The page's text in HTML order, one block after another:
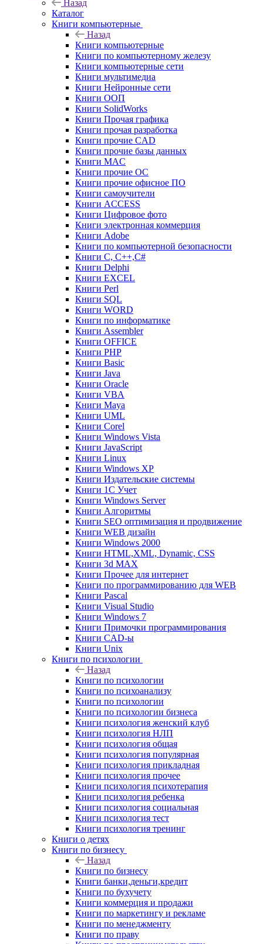
Назад
Каталог
Книги компьютерные
Назад
Книги компьютерные
Книги по компьютерному железу
Книги компьютерные сети
Книги мультимедиа
Книги Нейронные сети
Книги ООП
Книги SolidWorks
Книги Прочая графика
Книги прочая разработка
Книги прочие CAD
Книги прочие базы данных
Книги MAC
Книги прочие ОС
Книги прочие офисное ПО
Книги самоучители
Книги ACCESS
Книги Цифровое фото
Книги электронная коммерция
Книги Adobe
Книги по компьютерной безопасности
Книги C, C++,С#
Книги Delphi
Книги EXCEL
Книги Perl
Книги SQL
Книги WORD
Книги по информатике
Книги Assembler
Книги OFFICE
Книги PHP
Книги Basic
Книги Java
Книги Oracle
Книги VBA
Книги Maya
Книги UML
Книги Corel
Книги Windows Vista
Книги JavaScript
Книги Linux
Книги Windows XP
Книги Издательские системы
Книги 1C Учет
Книги Windows Server
Книги Алгоритмы
Книги SEO оптимизация и продвижение
Книги WEB дизайн
Книги Windows 2000
Книги HTML,XML, Dynamic, CSS
Книги 3d MAX
Книги Прочее для интернет
Книги по программированию для WEB
Книги Pascal
Книги Visual Studio
Книги Windows 7
Книги Примочки программирования
Книги CAD-ы
Книги Unix
Книги по психологии
Назад
Книги по психологии
Книги по психоанализу
Книги по психологии
Книги по психологии бизнеса
Книги психология женский клуб
Книги психология НЛП
Книги психология общая
Книги психология популярная
Книги психология прикладная
Книги психология прочее
Книги психология психотерапия
Книги психология ребенка
Книги психология социальная
Книги психология тест
Книги психология тренинг
Книги о детях
Книги по бизнесу
Назад
Книги по бизнесу
Книги банки,деньги,кредит
Книги по бухучету
Книги коммерция и продажи
Книги по маркетингу и рекламе
Книги по менеджменту
Книги по праву